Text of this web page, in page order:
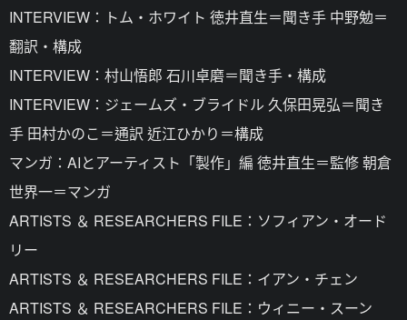
INTERVIEW：トム・ホワイト 徳井直生＝聞き手 中野勉＝
翻訳・構成
INTERVIEW：村山悟郎 石川卓磨＝聞き手・構成
INTERVIEW：ジェームズ・ブライドル 久保田晃弘＝聞き
手 田村かのこ＝通訳 近江ひかり＝構成
マンガ：AIとアーティスト「製作」編 徳井直生＝監修 朝倉
世界一＝マンガ
ARTISTS ＆ RESEARCHERS FILE：ソフィアン・オード
リー
ARTISTS ＆ RESEARCHERS FILE：イアン・チェン
ARTISTS ＆ RESEARCHERS FILE：ウィニー・スーン